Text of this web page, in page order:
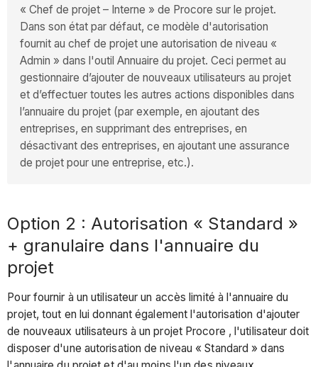
« Chef de projet – Interne » de Procore sur le projet.
Dans son état par défaut, ce modèle d'autorisation
fournit au chef de projet une autorisation de niveau «
Admin » dans l'outil Annuaire du projet. Ceci permet au
gestionnaire d’ajouter de nouveaux utilisateurs au projet
et d’effectuer toutes les autres actions disponibles dans
l’annuaire du projet (par exemple, en ajoutant des
entreprises, en supprimant des entreprises, en
désactivant des entreprises, en ajoutant une assurance
de projet pour une entreprise, etc.).
Option 2 : Autorisation « Standard »
+ granulaire dans l'annuaire du
projet
Pour fournir à un utilisateur un accès limité à l'annuaire du
projet, tout en lui donnant également l'autorisation d'ajouter
de nouveaux utilisateurs à un projet Procore , l'utilisateur doit
disposer d'une autorisation de niveau « Standard » dans